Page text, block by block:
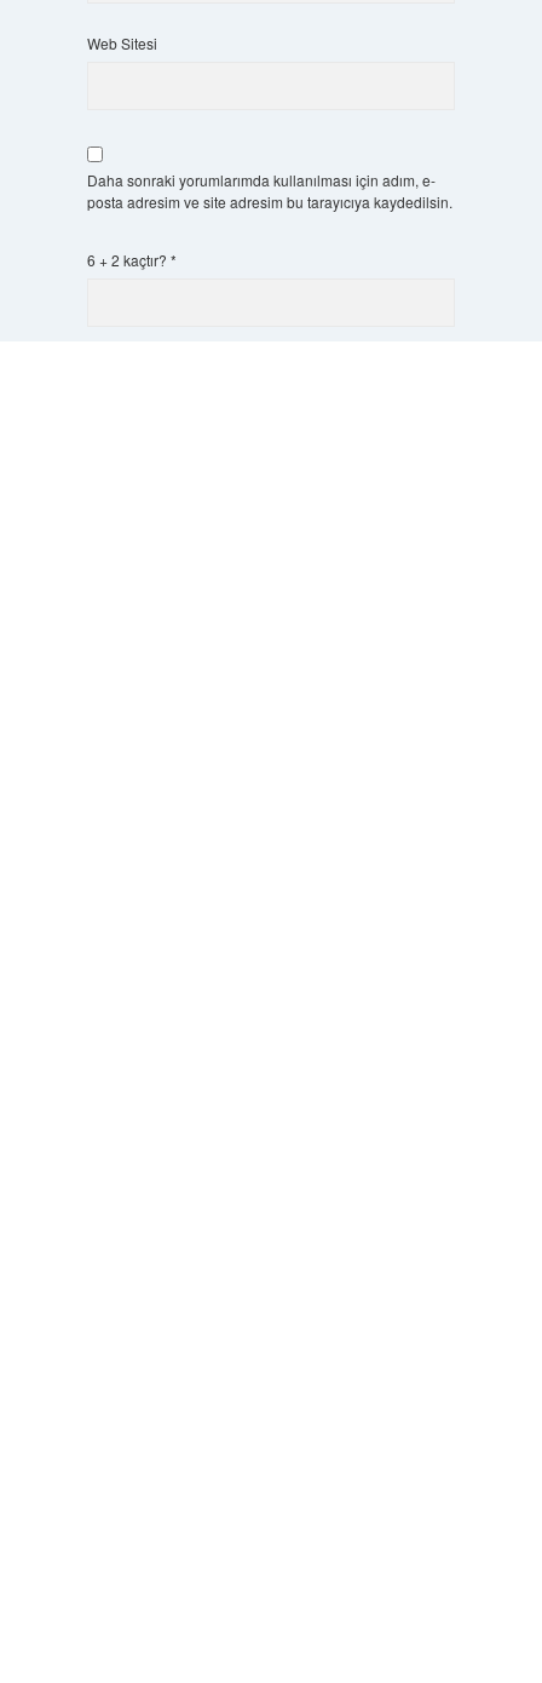
Web Sitesi
Daha sonraki yorumlarımda kullanılması için adım, e-
posta adresim ve site adresim bu tarayıcıya kaydedilsin.
6 + 2 kaçtır? *